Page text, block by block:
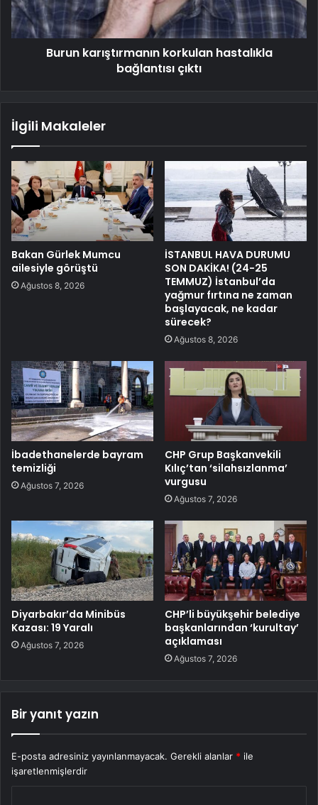
Burun karıştırmanın korkulan hastalıkla
bağlantısı çıktı
İlgili Makaleler
Bakan Gürlek Mumcu
ailesiyle görüştü
Ağustos 8, 2026
İSTANBUL HAVA DURUMU
SON DAKİKA! (24-25
TEMMUZ) İstanbul’da
yağmur fırtına ne zaman
başlayacak, ne kadar
sürecek?
Ağustos 8, 2026
İbadethanelerde bayram
temizliği
Ağustos 7, 2026
CHP Grup Başkanvekili
Kılıç’tan ‘silahsızlanma’
vurgusu
Ağustos 7, 2026
Diyarbakır’da Minibüs
Kazası: 19 Yaralı
Ağustos 7, 2026
CHP’li büyükşehir belediye
başkanlarından ‘kurultay’
açıklaması
Ağustos 7, 2026
Bir yanıt yazın
E-posta adresiniz yayınlanmayacak. Gerekli alanlar * ile
işaretlenmişlerdir